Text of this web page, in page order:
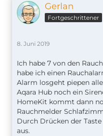
Gerlan
Fortgeschrittener
8. Juni 2019
Ich habe 7 von den
habe ich einen
Alarm losgeht piepen
Aqara Hub noch ein
HomeKit kommt dann
Rauchmelder
Durch Drücken der
aus.